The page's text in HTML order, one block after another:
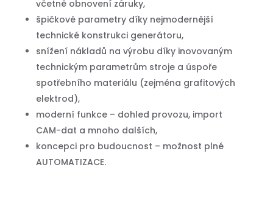
včetně obnovení záruky,
špičkové parametry díky nejmodernější
technické konstrukci generátoru,
snížení nákladů na výrobu díky inovovaným
technickým parametrům stroje a úspoře
spotřebního materiálu (zejména grafitových
elektrod),
moderní funkce – dohled provozu, import
CAM-dat a mnoho dalších,
koncepci pro budoucnost – možnost plné
AUTOMATIZACE.